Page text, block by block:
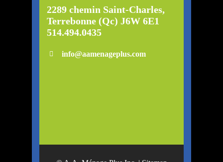
2289 chemin Saint-Charles,
Terrebonne (Qc) J6W 6E1
514.494.0435
info@aamenageplus.com